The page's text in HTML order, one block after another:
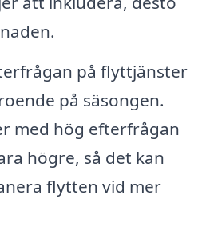
på flyttjänster
på säsongen.
med hög efterfrågan
högre, så det kan
flytten vid mer